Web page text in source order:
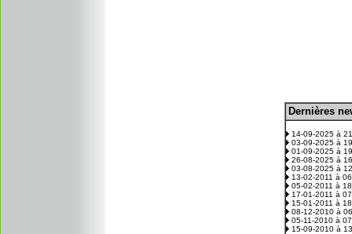
Dernières
14-09-2025 à
03-09-2025 à
01-09-2025 à
26-08-2025 à
03-08-2025 à
13-02-2011 à
05-02-2011 à
17-01-2011 à
15-01-2011 à
08-12-2010 à
05-11-2010 à
15-09-2010 à